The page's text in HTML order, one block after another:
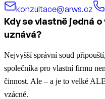
konzultace@arws.cz
Kdy se vlastně jedná
uznává?
Nejvyšší správní soud
společníka pro vlastní firmu
činnost. Ale – a je to velké
vzácné.